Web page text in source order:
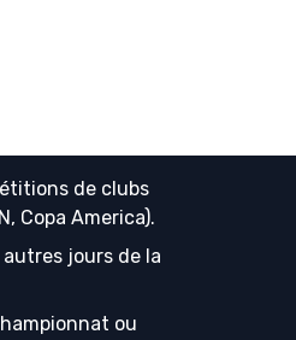
de clubs
Copa America).
jours de la
ou